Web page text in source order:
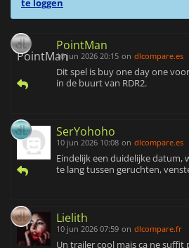
te loggen
PointMan
10 jun 2026 20:15 on dlcompare.es
Dit spel is buy one day one
in de buurt van RDR2.
SerYohoho
10 jun 2026 10:08 on dlcompare.es
Eindelijk een duidelijke datum,
te lang tussen geruchten,
Lielith
10 jun 2026 07:59 on dlcompare.fr
Un trailer cool mais ça ne suffit